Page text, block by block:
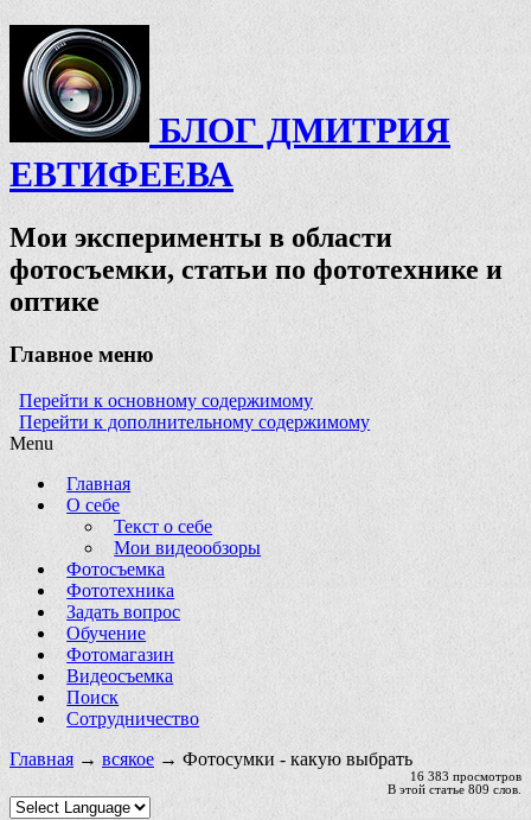
БЛОГ ДМИТРИЯ
ЕВТИФЕЕВА
Мои эксперименты в области
фотосъемки, статьи по фототехнике и
оптике
Главное меню
Перейти к основному содержимому
Перейти к дополнительному содержимому
Menu
Главная
О себе
Текст о себе
Мои видеообзоры
Фотосъемка
Фототехника
Задать вопрос
Обучение
Фотомагазин
Видеосъемка
Поиск
Сотрудничество
Главная → всякое → Фотосумки - какую выбрать
16 383 просмотров
В этой статье 809 слов.